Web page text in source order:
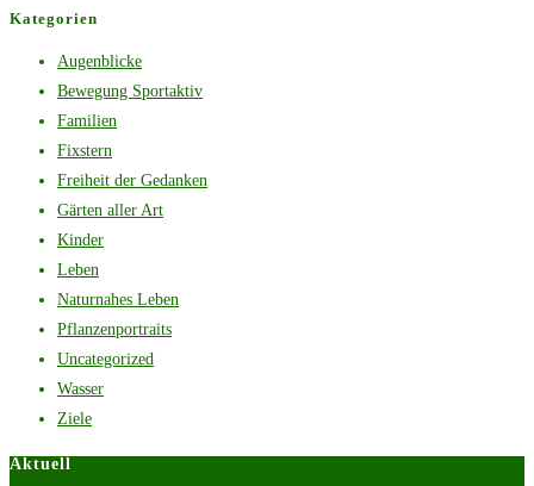
Kategorien
Augenblicke
Bewegung Sportaktiv
Familien
Fixstern
Freiheit der Gedanken
Gärten aller Art
Kinder
Leben
Naturnahes Leben
Pflanzenportraits
Uncategorized
Wasser
Ziele
Aktuell